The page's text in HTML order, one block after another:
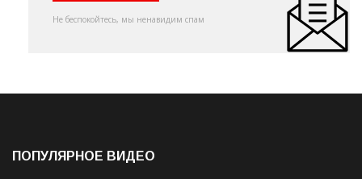
Не беспокойтесь, мы ненавидим спам
ПОПУЛЯРНОЕ ВИДЕО